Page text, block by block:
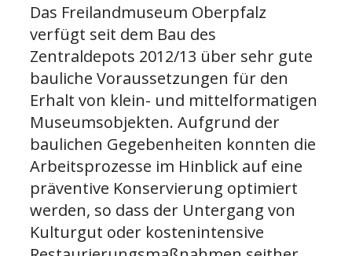
Das Freilandmuseum Oberpfalz
verfügt seit dem Bau des
Zentraldepots 2012/13 über sehr gute
bauliche Voraussetzungen für den
Erhalt von klein- und mittelformatigen
Museumsobjekten. Aufgrund der
baulichen Gegebenheiten konnten die
Arbeitsprozesse im Hinblick auf eine
präventive Konservierung optimiert
werden, so dass der Untergang von
Kulturgut oder kostenintensive